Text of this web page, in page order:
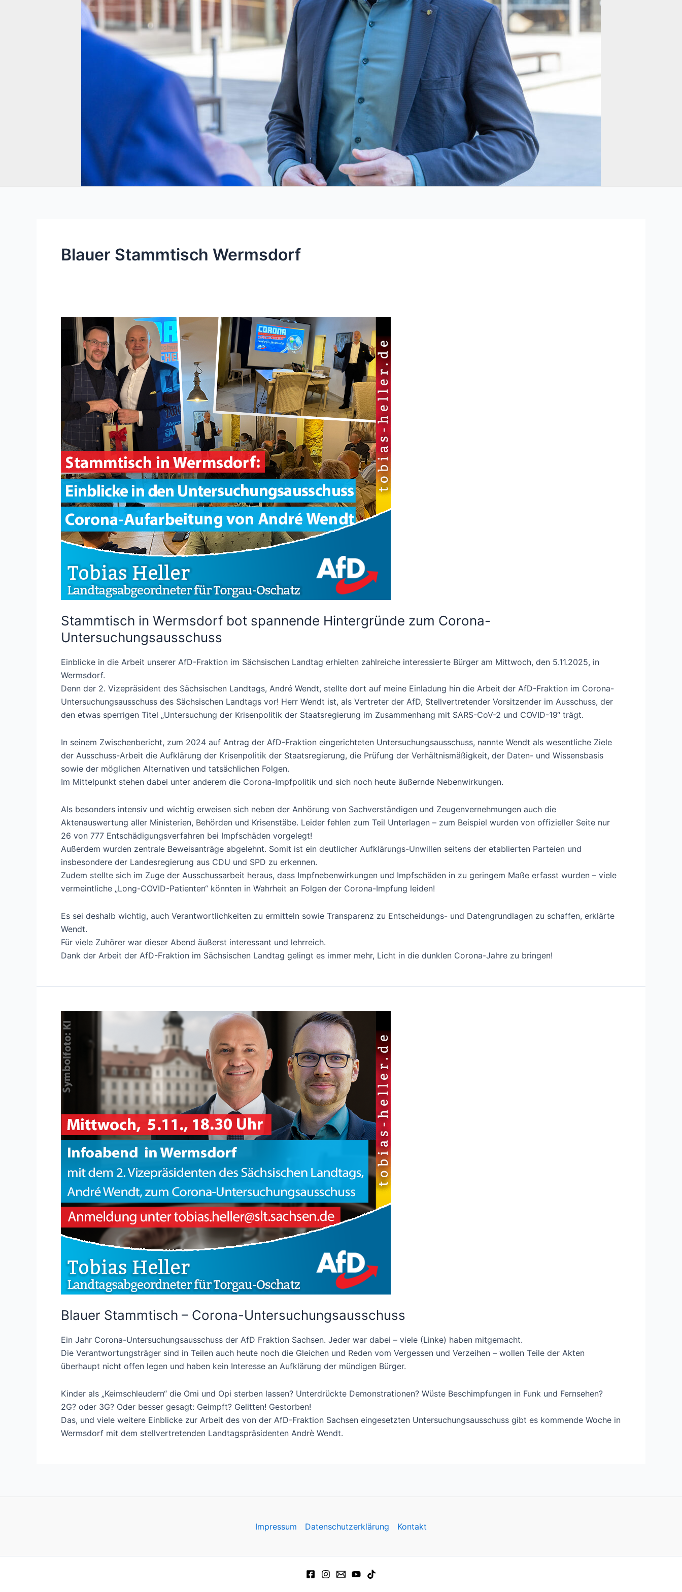
Blauer Stammtisch Wermsdorf
Stammtisch in Wermsdorf bot spannende Hintergründe zum Corona-
Untersuchungsausschuss
Einblicke in die Arbeit unserer AfD-Fraktion im Sächsischen Landtag erhielten zahlreiche interessierte Bürger am Mittwoch, den 5.11.2025, in
Wermsdorf.
Denn der 2. Vizepräsident des Sächsischen Landtags, André Wendt, stellte dort auf meine Einladung hin die Arbeit der AfD-Fraktion im Corona-
Untersuchungsausschuss des Sächsischen Landtags vor! Herr Wendt ist, als Vertreter der AfD, Stellvertretender Vorsitzender im Ausschuss, der
den etwas sperrigen Titel „Untersuchung der Krisenpolitik der Staatsregierung im Zusammenhang mit SARS-CoV-2 und COVID-19“ trägt.
In seinem Zwischenbericht, zum 2024 auf Antrag der AfD-Fraktion eingerichteten Untersuchungsausschuss, nannte Wendt als wesentliche Ziele
der Ausschuss-Arbeit die Aufklärung der Krisenpolitik der Staatsregierung, die Prüfung der Verhältnismäßigkeit, der Daten- und Wissensbasis
sowie der möglichen Alternativen und tatsächlichen Folgen.
Im Mittelpunkt stehen dabei unter anderem die Corona-Impfpolitik und sich noch heute äußernde Nebenwirkungen.
Als besonders intensiv und wichtig erweisen sich neben der Anhörung von Sachverständigen und Zeugenvernehmungen auch die
Aktenauswertung aller Ministerien, Behörden und Krisenstäbe. Leider fehlen zum Teil Unterlagen – zum Beispiel wurden von offizieller Seite nur
26 von 777 Entschädigungsverfahren bei Impfschäden vorgelegt!
Außerdem wurden zentrale Beweisanträge abgelehnt. Somit ist ein deutlicher Aufklärungs-Unwillen seitens der etablierten Parteien und
insbesondere der Landesregierung aus CDU und SPD zu erkennen.
Zudem stellte sich im Zuge der Ausschussarbeit heraus, dass Impfnebenwirkungen und Impfschäden in zu geringem Maße erfasst wurden – viele
vermeintliche „Long-COVID-Patienten“ könnten in Wahrheit an Folgen der Corona-Impfung leiden!
Es sei deshalb wichtig, auch Verantwortlichkeiten zu ermitteln sowie Transparenz zu Entscheidungs- und Datengrundlagen zu schaffen, erklärte
Wendt.
Für viele Zuhörer war dieser Abend äußerst interessant und lehrreich.
Dank der Arbeit der AfD-Fraktion im Sächsischen Landtag gelingt es immer mehr, Licht in die dunklen Corona-Jahre zu bringen!
Blauer Stammtisch – Corona-Untersuchungsausschuss
Ein Jahr Corona-Untersuchungsausschuss der AfD Fraktion Sachsen. Jeder war dabei – viele (Linke) haben mitgemacht.
Die Verantwortungsträger sind in Teilen auch heute noch die Gleichen und Reden vom Vergessen und Verzeihen – wollen Teile der Akten
überhaupt nicht offen legen und haben kein Interesse an Aufklärung der mündigen Bürger.
Kinder als „Keimschleudern“ die Omi und Opi sterben lassen? Unterdrückte Demonstrationen? Wüste Beschimpfungen in Funk und Fernsehen?
2G? oder 3G? Oder besser gesagt: Geimpft? Gelitten! Gestorben!
Das, und viele weitere Einblicke zur Arbeit des von der AfD-Fraktion Sachsen eingesetzten Untersuchungsausschuss gibt es kommende Woche in
Wermsdorf mit dem stellvertretenden Landtagspräsidenten Andrè Wendt.
Impressum Datenschutzerklärung Kontakt